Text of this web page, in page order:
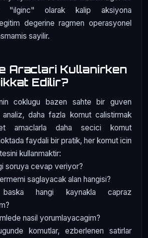
"ilginc" olarak kalip aksiyona
degerine ragmen operasyonel
sayilir.
Araclari Kullanirken
Edilir?
coklugu bazen sahte bir guven
daha fazla komut calistirmak
amaclarla daha secici komut
faydali bir pratik, her komut icin
kullanmaktir:
soruya cevap veriyor?
saglayacak alan hangisi?
hangi kaynakla capraz
nasil yorumlayacagim?
komutlar, ezberlenen satirlar